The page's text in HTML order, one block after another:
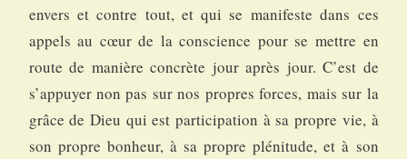
envers et contre tout, et qui se manifeste dans ces
appels au cœur de la conscience pour se mettre en
route de manière concrète jour après jour. C’est de
s’appuyer non pas sur nos propres forces, mais sur la
grâce de Dieu qui est participation à sa propre vie, à
son propre bonheur, à sa propre plénitude, et à son